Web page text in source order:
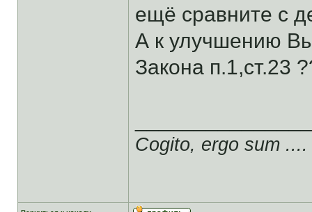
ещё сравните с
А к улучшению
Закона п.1,ст.23
Cogito, ergo sum ....